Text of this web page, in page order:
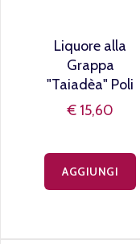
Liquore alla
Grappa
"Taiadèa" Poli